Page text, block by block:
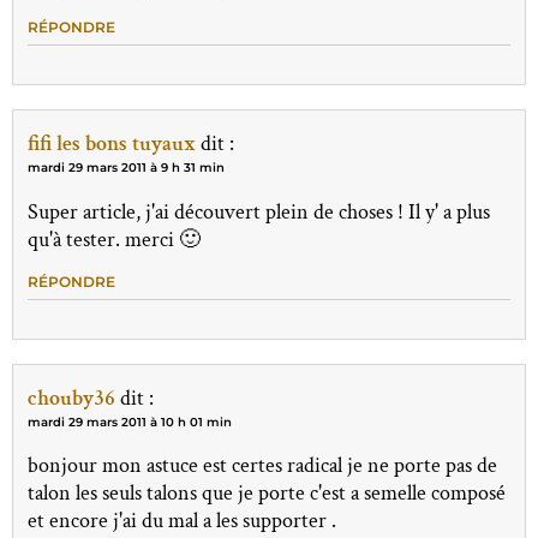
RÉPONDRE
fifi les bons tuyauxdit :
mardi 29 mars 2011 à 9 h 31 min
Super article, j'ai découvert plein de choses ! Il y' a plus
qu'à tester. merci 🙂
RÉPONDRE
chouby36 dit :
mardi 29 mars 2011 à 10 h 01 min
bonjour mon astuce est certes radical je ne porte pas de
talon les seuls talons que je porte c'est a semelle composé
et encore j'ai du mal a les supporter .